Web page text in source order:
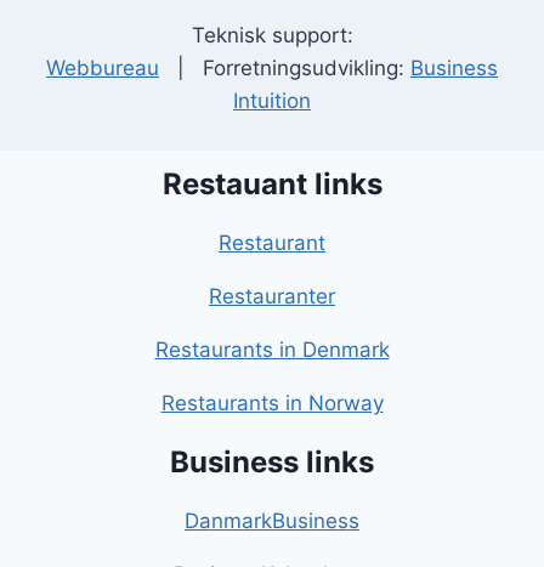
Teknisk support:
Webbureau | Forretningsudvikling: Business
Intuition
Restauant links
Restaurant
Restauranter
Restaurants in Denmark
Restaurants in Norway
Business links
DanmarkBusiness